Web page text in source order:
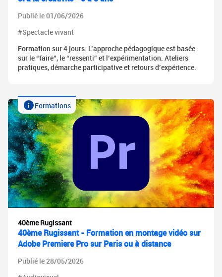
Publié le 01/06/2026
#Spectacle vivant
Formation sur 4 jours. L’approche pédagogique est basée
sur le “faire”, le “ressenti” et l’expérimentation. Ateliers
pratiques, démarche participative et retours d’expérience.
Formations
40ème Rugissant
40ème Rugissant - Formation en montage vidéo sur
Adobe Premiere Pro sur Paris ou à distance
Publié le 28/05/2026